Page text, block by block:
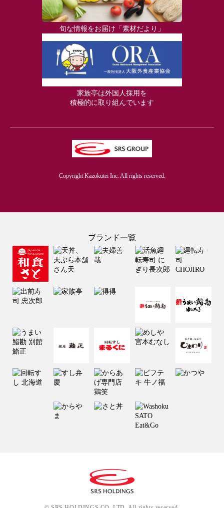
旬な情報をお届け「素材だより」
家族亭は外国人採用を
積極的に取り組んでいます
Copyright Kazokutei Inc. All rights reserved.
ブランド一覧